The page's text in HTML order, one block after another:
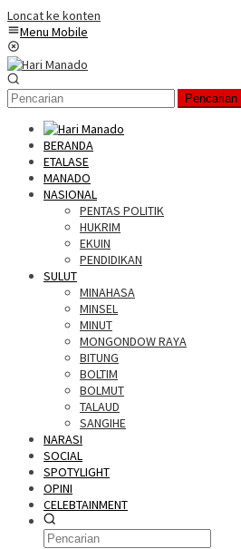
Loncat ke konten
Menu Mobile
Pencarian
BERANDA
ETALASE
MANADO
NASIONAL
PENTAS POLITIK
HUKRIM
EKUIN
PENDIDIKAN
SULUT
MINAHASA
MINSEL
MINUT
MONGONDOW RAYA
BITUNG
BOLTIM
BOLMUT
TALAUD
SANGIHE
NARASI
SOCIAL
SPOTYLIGHT
OPINI
CELEBTAINMENT